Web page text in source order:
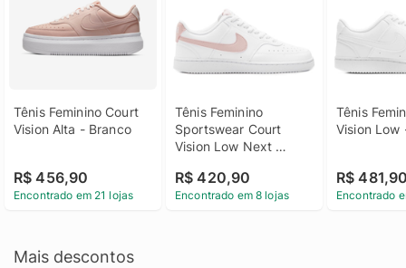
Tênis Feminino Court
Vision Alta - Branco
R$ 456,90
Encontrado em 21 lojas
Tênis Feminino
Sportswear Court
Vision Low Next
R$ 420,90
Encontrado em 8 lojas
Tênis
Vision Low
R$
Encontrado
Mais descontos